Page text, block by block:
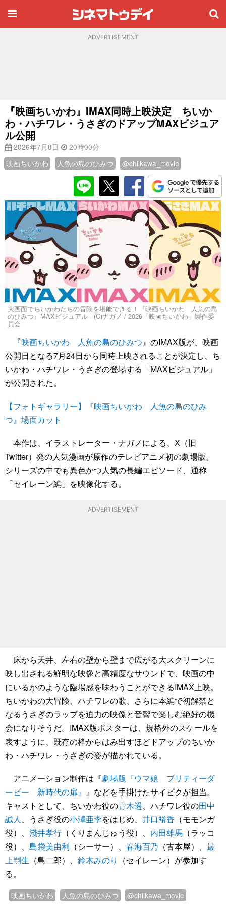
ADVERTISEMENT
『映画ちいかわ』IMAX同時上映決定 ちいか
わ・ハチワレ・うさぎのドアップMAXビジュア
ル公開
2026年7月8日
20時00分
映画ちいかわ
人魚の島のひみつ @chiikawa_movie
大画面でちいかわたちの冒険を堪能できる！『映画ちいかわ 人魚の島
のひみつ』MAXビジュアル - (C)ナガノ / 2026「映画ちいかわ」製作委
員会
『映画ちいかわ 人魚の島のひみつ』のIMAX版が、映画
公開日となる7月24日から同時上映されることが決定し、ち
いかわ・ハチワレ・うさぎの登場する「MAXビジュアル」
が公開された。
【フォトギャラリー】『映画ちいかわ 人魚の島のひみ
つ』場面カット
本作は、イラストレーター・ナガノによる、X（旧
Twitter）発の人気漫画が原作のテレビアニメ初の劇場版。
シリーズの中でも異色かつ人気の長編エピソード、通称
「セイレーン編」を映像化する。
ADVERTISEMENT
床から天井、左右の壁から壁まで広がる大スクリーンに
映し出される鮮明な映像と高精度なサウンドで、映画の中
にいるかのような臨場感を味わうことができるIMAX上映。
ちいかわの大冒険、ハチワレの歌、さらに本編で初解禁と
なるうさぎのラップを迫力の映像と音響で楽しむ絶好の機
会になりそうだ。IMAX版ポスターは、規格外のスケールを
表すように、既存の枠からはみ出すほどドアップのちいか
わ・ハチワレ・うさぎの姿が描かれている。
アニメーション制作は『劇場版『ウマ娘 プリティーダ
ービー 新時代の扉』 』などを手掛けたサイピクが担当。
キャストとして、ちいかわ役の青木遥、ハチワレ役の田中
誠人、うさぎ役の小澤亜李をはじめ、 井口裕香 （モモンガ
役）、 淺井孝行 （くりまんじゅう役）、 内田雄馬 （ラッコ
役）、 島袋美由利 （シーサー）、 春海百乃 （古本屋）、 最
上嗣生 （島二郎）、 鈴木みのり
（セイレーン）が参加す
る。
映画ちいかわ 人魚の島のひみつ @chiikawa_movie